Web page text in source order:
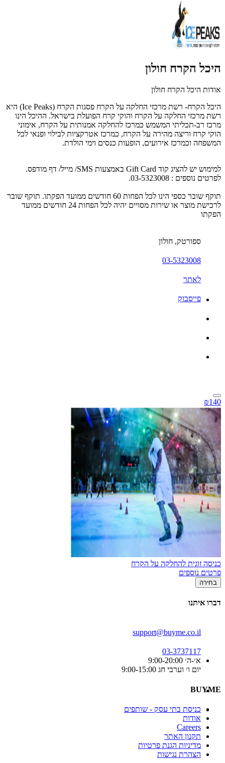
היכל הקרח חולון
אודות היכל הקרח חולון
היכל הקרח- רשת מרכזי החלקה על הקרח פסגות הקרח (Ice Peaks) היא
רשת מרכזי החלקה על הקרח והוקי קרח הפועלת בישראל. ההיכל הינו
מרכז רב-תכליתי המשמש כמרכז להחלקה אמנותית על הקרח, אימוני
הוקי קרח וריצה מהירה על הקרח, כמרכז אטרקציות לבילוי ופנאי לכל
המשפחה וכמרכז אירועים, הופעות כנסים וימי הולדת.
למימוש יש להציג קוד Gift Card באמצעות SMS/ מייל/ דף מודפס.
לפרטים נוספים : 03-5323008.
תוקף שובר כספי הינו לכל הפחות 60 חודשים ממועד הפקתו. תוקף שובר
לרכישת מוצר או שירות מסויים יהיה לכל הפחות 24 חודשים ממועד
הפקתו
ספורטק, חולון
03-5323008
לאתר
פייסבוק
₪140
כניסה זוגית להחלקה על הקרח
פרטים נוספים
בחירה
דברו איתנו
support@buyme.co.il
03-3737117
א׳-ה׳ 9:00-20:00
יום ו׳ וערבי חג 9:00-15:00
BUYME
כניסת בתי עסק - שותפים
אודות
Careers
תקנון האתר
מדיניות הגנת פרטיות
הצהרת נגישות